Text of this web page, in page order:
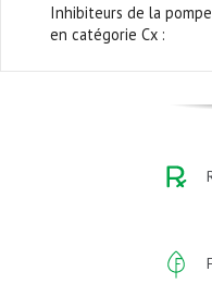
Inhibiteurs de la
en catégorie Cx :